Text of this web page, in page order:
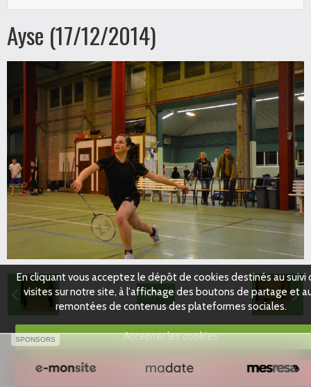
Ayse (17/12/2014)
Retour
Créer un site internet avec e-monsite
SPONSORS
En cliquant vous acceptez le dépôt de cookies destinés au suivi
visites sur notre site, à l'affichage des boutons de partage et
remontées de contenus des plateformes sociales.
Accepter les cookies
Refuser les cookies